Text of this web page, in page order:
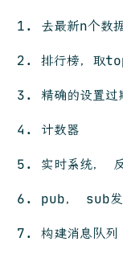
去最新n个数
排行榜，取
精确的设置过
计数器
实时系统，
pub， sub发
构建消息队列